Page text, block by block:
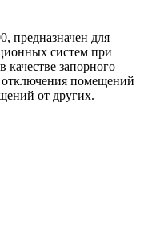
предназначен для
систем при
качестве запорного
отключения помещений
от других.